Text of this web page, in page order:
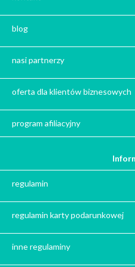
Herbata -
Ile gram ma
Prezent
blog
nasi partnerzy
oferta dla klientów biznesowych
program afiliacyjny
regulamin
regulamin karty podarunkowej
inne regulaminy